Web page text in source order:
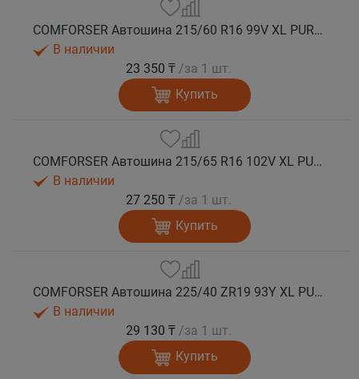
COMFORSER Автошина 215/60 R16 99V XL PURESPEED лето
В наличии
23 350 ₸ /за 1 шт.
Купить
COMFORSER Автошина 215/65 R16 102V XL PURESPEED лето
В наличии
27 250 ₸ /за 1 шт.
Купить
COMFORSER Автошина 225/40 ZR19 93Y XL PURESPEED лето
В наличии
29 130 ₸ /за 1 шт.
Купить